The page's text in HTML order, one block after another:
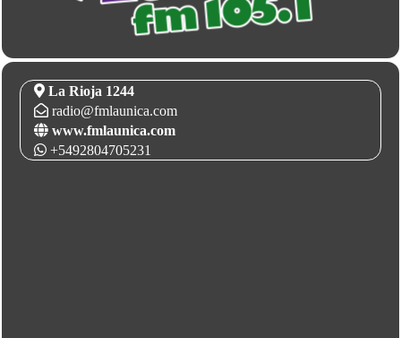
La Rioja 1244
radio@fmlaunica.com
www.fmlaunica.com
+5492804705231